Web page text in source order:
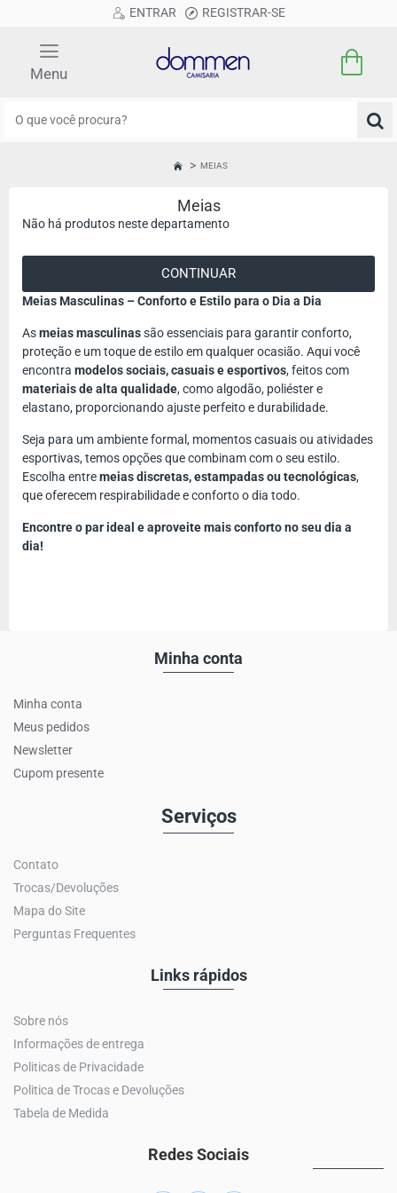
ENTRAR REGISTRAR-SE
MEIAS
Meias
Não há produtos neste departamento
CONTINUAR
Meias Masculinas – Conforto e Estilo para o Dia a Dia
Asmeias masculinassão essenciais para garantir conforto,
proteção e um toque de estilo em qualquer ocasião. Aqui você
encontra modelos sociais, casuais e esportivos, feitos com
materiais de alta qualidade, como algodão, poliéster e
elastano, proporcionando ajuste perfeito e durabilidade.
Seja para um ambiente formal, momentos casuais ou atividades
esportivas, temos opções que combinam com o seu estilo.
Escolha entremeias discretas, estampadas ou tecnológicas,
que oferecem respirabilidade e conforto o dia todo.
Encontre o par ideal e aproveite mais conforto no seu dia a
dia!
Minha conta
Minha conta
Meus pedidos
Newsletter
Cupom presente
Serviços
Contato
Trocas/Devoluções
Mapa do Site
Perguntas Frequentes
Links rápidos
Sobre nós
Informações de entrega
Politicas de Privacidade
Politica de Trocas e Devoluções
Tabela de Medida
Redes Sociais